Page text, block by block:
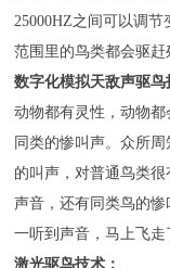
25000HZ之间可以调
范围里的鸟类都会驱赶
数字化模拟天敌声驱鸟
动物都有灵性，动物
同类的惨叫声。众所
的叫声，对普通鸟类很
声音，还有同类鸟的
一听到声音，马上飞走
激光驱鸟技术：